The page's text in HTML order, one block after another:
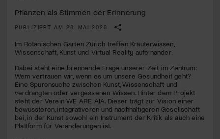
Pflanzen als Stimmen der Erinnerung
PUBLIZIERT AM 28. MAI 2026
Im Botanischen Garten Zürich treffen Kräuterwissen,
Wissenschaft, Kunst und Virtual Reality aufeinander.
Dabei steht eine brennende Frage unserer Zeit im Zentrum:
Wem vertrauen wir, wenn es um unsere Gesundheit geht?
Eine Spurensuche zwischen Kunst, Wissenschaft und
verdrängten oder vergessenen Wissen. Hinter dem Projekt
steht der Verein WE ARE AIA. Dieser trägt zur Vision einer
bewussteren, integrativeren und nachhaltigeren Gesellschaft
bei, in der Kunst sowohl ein Instrument der Kritik als auch eine
Plattform für Veränderungen ist.
Mit deiner Mitgliedschaft erhältst du kostenlosen Zugang zu
diversen Kulturevents.
Jetzt Mitglied werden